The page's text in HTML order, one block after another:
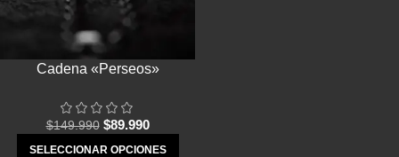
Cadena «Perseos»
$149.990 $89.990
SELECCIONAR OPCIONES